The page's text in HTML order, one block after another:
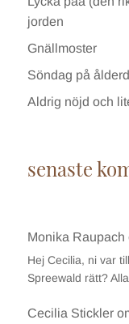
jorden
Gnällmoster
Söndag på
Aldrig nöjd och
senaste
Monika Raupach
Hej Cecilia, ni var
Spreewald rätt?
Cecilia Stickler